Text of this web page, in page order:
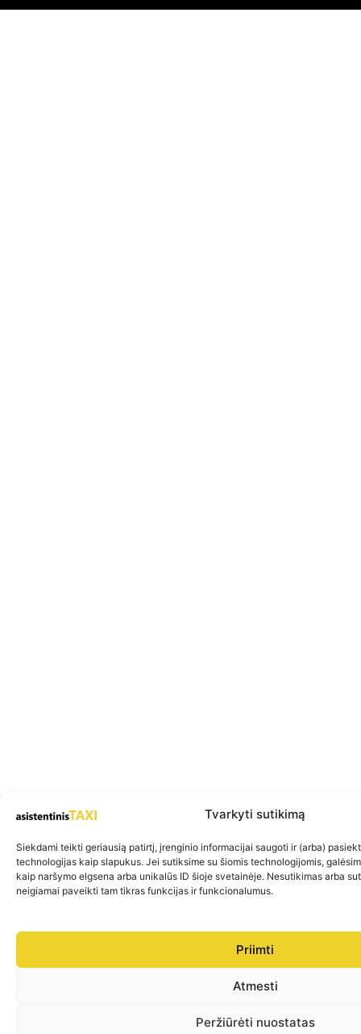
Tvarkyti sutikimą
Siekdami teikti geriausią patirtį, įrenginio informacijai saugoti ir (arba)
technologijas kaip slapukus. Jei sutiksime su šiomis technologijomis,
kaip naršymo elgsena arba unikalūs ID šioje svetainėje. Nesutikimas arba
neigiamai paveikti tam tikras funkcijas ir funkcionalumus.
Priimti
Atmesti
Peržiūrėti nuostatas